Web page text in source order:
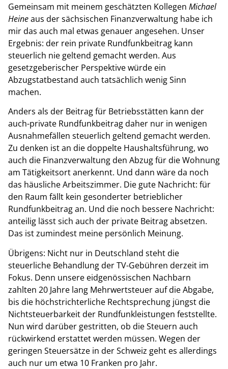
Gemeinsam mit meinem geschätzten Kollegen Michael
Heineaus der sächsischen Finanzverwaltung habe ich
mir das auch mal etwas genauer angesehen. Unser
Ergebnis: der rein private Rundfunkbeitrag kann
steuerlich nie geltend gemacht werden. Aus
gesetzgeberischer Perspektive würde ein
Abzugstatbestand auch tatsächlich wenig Sinn
machen.
Anders als der Beitrag für Betriebsstätten kann der
auch-private Rundfunkbeitrag daher nur in wenigen
Ausnahmefällen steuerlich geltend gemacht werden.
Zu denken ist an die doppelte Haushaltsführung, wo
auch die Finanzverwaltung den Abzug für die Wohnung
am Tätigkeitsort anerkennt. Und dann wäre da noch
das häusliche Arbeitszimmer. Die gute Nachricht: für
den Raum fällt kein gesonderter betrieblicher
Rundfunkbeitrag an. Und die noch bessere Nachricht:
anteilig lässt sich auch der private Beitrag absetzen.
Das ist zumindest meine persönlich Meinung.
Übrigens: Nicht nur in Deutschland steht die
steuerliche Behandlung der TV-Gebühren derzeit im
Fokus. Denn unsere eidgenössischen Nachbarn
zahlten 20 Jahre lang Mehrwertsteuer auf die Abgabe,
bis die höchstrichterliche Rechtsprechung jüngst die
Nichtsteuerbarkeit der Rundfunkleistungen feststellte.
Nun wird darüber gestritten, ob die Steuern auch
rückwirkend erstattet werden müssen. Wegen der
geringen Steuersätze in der Schweiz geht es allerdings
auch nur um etwa 10 Franken pro Jahr.